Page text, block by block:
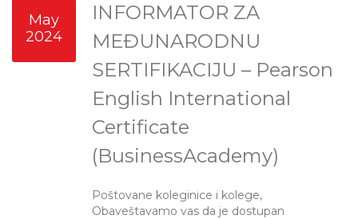
May
2024
INFORMATOR ZA
MEĐUNARODNU
SERTIFIKACIJU – Pearson
English International
Certificate
(BusinessAcademy)
Poštovane koleginice i kolege,
Obaveštavamo vas da je dostupan